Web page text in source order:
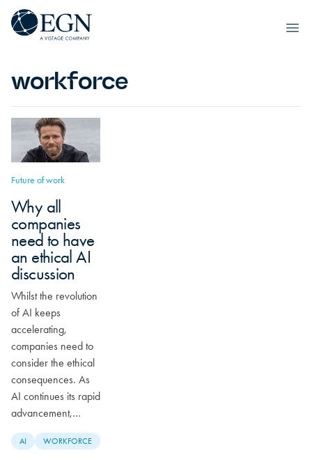
Spring til indhold
Executives' Global Network
workforce
Future of work
Why all
companies
need to have
an ethical AI
discussion
Whilst the revolution
of AI keeps
accelerating,
companies need to
consider the ethical
consequences. As
AI continues its rapid
advancement,…
AI WORKFORCE